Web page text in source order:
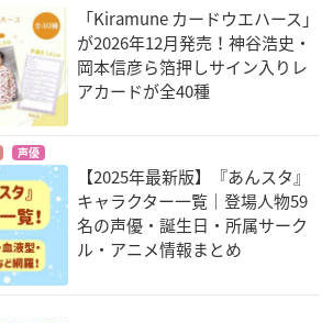
「Kiramune カードウエハース」
が2026年12月発売！神谷浩史・
岡本信彦ら箔押しサイン入りレ
アカードが全40種
声優
【2025年最新版】『あんスタ』
キャラクター一覧｜登場人物59
名の声優・誕生日・所属サーク
ル・アニメ情報まとめ